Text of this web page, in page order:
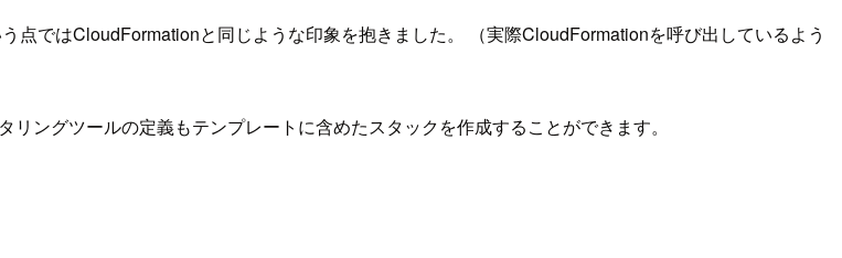
点ではCloudFormationと同じような印象を抱きました。 （実際CloudFormationを呼び出しているよう
ングツールの定義もテンプレートに含めたスタックを作成することができます。